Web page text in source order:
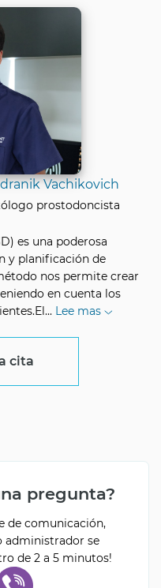
Vachikovich
prostodoncista
es una poderosa
y planificación de
nos permite crear
en cuenta los
... Lee mas
cita
pregunta?
de comunicación,
administrador se
de 2 a 5 minutos!